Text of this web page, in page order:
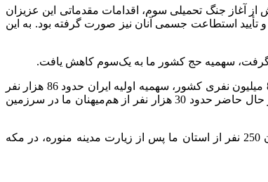
823 نفر از هم‌استانی‌های عزیز ما در قالب 5 کاروان ثبت‌نام شده بودند. پیش از آغاز جنگ تحمیلی سوم، اقدامات مقدماتی این عزیزان
تأیید استطاعت جسمی آنان نیز صورت گرفته بود. به این
گرفت، سهمیه حج کشور ما به یک‌سوم کاهش یافت.
همان‌گونه که در جریان هستید، سهمیه حج هر کشور سالانه معادل یک‌هزارم جمعیت آن کشور است. بر این اساس، با در نظر گرفتن جمعیت حدود 86 میلیون نفری کشور، سهمیه اولیه ایران حدود 86 هزار نفر
بود که با تلاش‌های انجام‌شده به حدود 90 هزار نفر نیز افزایش یافته بود. با این حال، به دلیل شرایط پیش‌آمده، این سهمیه به یک‌سوم تقلیل یافت و در حال حاضر حدود 30 هزار نفر از هم‌میهنان ما در سرزمین
تمامی این عزیزان از ابتدا مدینه‌قبل بوده‌اند و از استان ما نیز، پنج کاروانی که پیش‌تر به آن‌ها اشاره شد، به دو کاروان کاهش یافت. در نتیجه، اکنون 250 نفر از استان ما پس از زیارت مدینه منوره، در مکه